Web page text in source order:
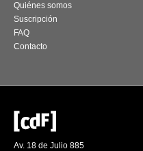
Quiénes somos
Suscripción
FAQ
Contacto
Av. 18 de Julio 885